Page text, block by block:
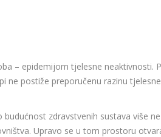
– epidemijom tjelesne neaktivnosti.
ne postiže preporučenu razinu
zdravstvenih sustava više
Upravo se u tom prostoru